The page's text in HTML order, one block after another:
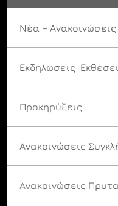
Νέα – Ανακοινώσεις
Εκδηλώσεις-
Προκηρύξεις
Ανακοινώσεις
Ανακοινώσεις